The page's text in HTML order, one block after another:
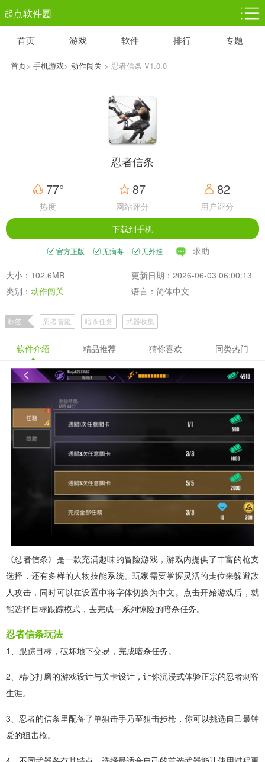
起点软件园
塔防游戏
1千+款游戏
休闲益智
1万+款游戏
体育竞技
5百+款游戏
3百+款游戏
首页 游戏 软件 排行 专题
首页> 手机游戏> 动作闯关 > 忍者信条 V1.0.0
忍者信条
77°
热度
87
网站评分
82
用户评分
下载到手机
官方正版 无病毒 无外挂 求助
大小：102.6MB
更新日期：2026-06-03 06:00:13
类别： 动作闯关 语言：简体中文
标签 忍者冒险 暗杀任务 武器收集
软件介绍 精品推荐 猜你喜欢 同类热门
《忍者信条》是一款充满趣味的冒险游戏，游戏内提供了丰富的枪支
选择，还有多样的人物技能系统。玩家需要掌握灵活的走位来躲避敌
人攻击，同时可以在设置中将字体切换为中文。点击开始游戏后，就
能选择目标跟踪模式，去完成一系列惊险的暗杀任务。
忍者信条玩法
1、跟踪目标，破坏地下交易，完成暗杀任务。
2、精心打磨的游戏设计与关卡设计，让你沉浸式体验正宗的忍者刺客
生涯。
3、忍者的信条里配备了单狙击手乃至狙击步枪，你可以挑选自己最钟
爱的狙击枪。